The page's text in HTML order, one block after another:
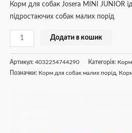
Корм для собак Josera MINI JUNIOR
підростаючих собак малих порід
Додати в кошик
Артикул: 4032254744290 Категорія:
Позначки: Корм для собак малих порід,